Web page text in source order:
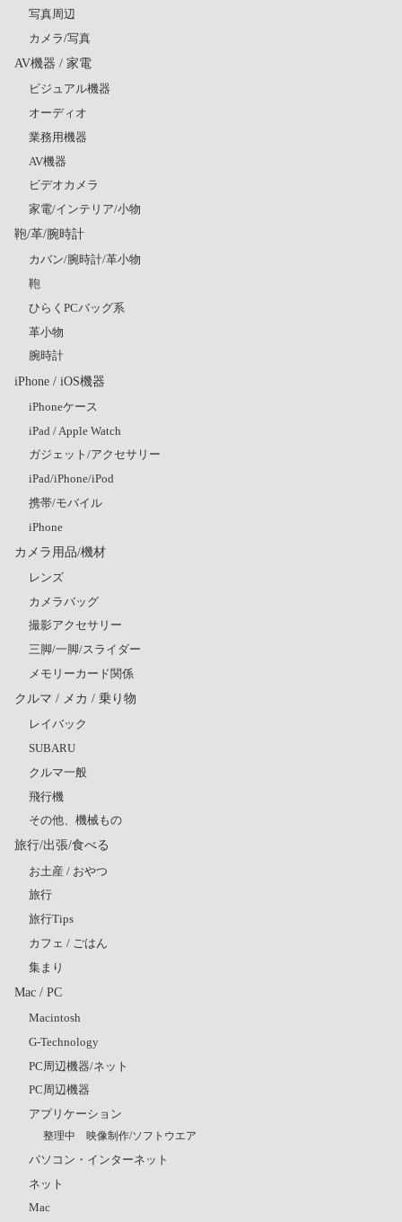
写真周辺
カメラ/写真
AV機器 / 家電
ビジュアル機器
オーディオ
業務用機器
AV機器
ビデオカメラ
家電/インテリア/小物
鞄/革/腕時計
カバン/腕時計/革小物
鞄
ひらくPCバッグ系
革小物
腕時計
iPhone / iOS機器
iPhoneケース
iPad / Apple Watch
ガジェット/アクセサリー
iPad/iPhone/iPod
携帯/モバイル
iPhone
カメラ用品/機材
レンズ
カメラバッグ
撮影アクセサリー
三脚/一脚/スライダー
メモリーカード関係
クルマ / メカ / 乗り物
レイバック
SUBARU
クルマ一般
飛行機
その他、機械もの
旅行/出張/食べる
お土産 / おやつ
旅行
旅行Tips
カフェ / ごはん
集まり
Mac / PC
Macintosh
G-Technology
PC周辺機器/ネット
PC周辺機器
アプリケーション
整理中 映像制作/ソフトウエア
パソコン・インターネット
ネット
Mac